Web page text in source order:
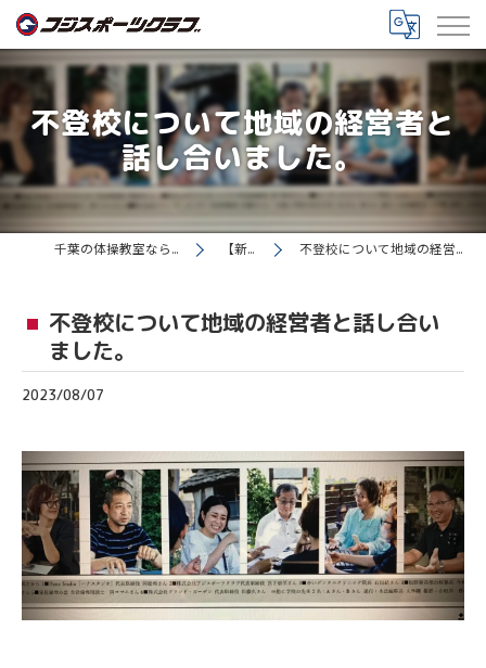
不登校について地域の経営者と
話し合いました。
千葉の体操教室ならフジスポーツクラブ 【新着情報】 不登校について地域の経営者と話し合いました。
不登校について地域の経営者と話し合い
ました。
2023/08/07